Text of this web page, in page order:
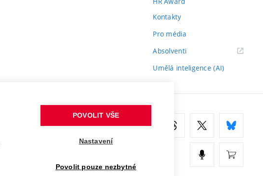
Kontakty
Pro média
Absolventi(externí
Umělá inteligence (AI)
POVOLIT VŠE
Nastavení
Povolit pouze nezbytné